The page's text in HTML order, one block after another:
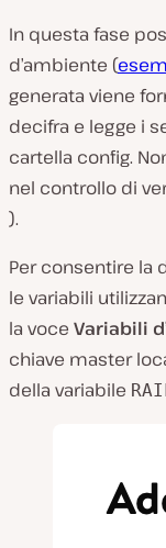
In questa fase
d’ambiente (
generata viene
decifra e legge i
cartella config.
nel controllo di
).
Per consentire la
le variabili
la voce Variabili
chiave master
della variabile